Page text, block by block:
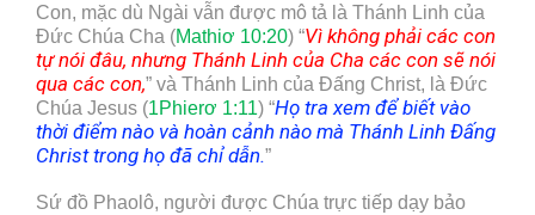
Con, mặc dù Ngài vẫn được mô tả là Thánh Linh của
Đức Chúa Cha (Mathiơ 10:20) “Vì không phải các con
tự nói đâu, nhưng Thánh Linh của Cha các con sẽ nói
qua các con,” và Thánh Linh của Đấng Christ, là Đức
Chúa Jesus (1Phierơ 1:11) “Họ tra xem để biết vào
thời điểm nào và hoàn cảnh nào mà Thánh Linh Đấng
Christ trong họ đã chỉ dẫn.”
Sứ đồ Phaolô, người được Chúa trực tiếp dạy bảo